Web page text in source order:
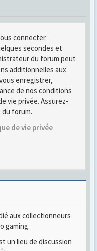
connecter.
secondes et
du forum peut
additionnelles aux
enregistrer,
de nos conditions
vie privée. Assurez-
forum.
de vie privée
aux collectionneurs
gaming.
un lieu de discussion